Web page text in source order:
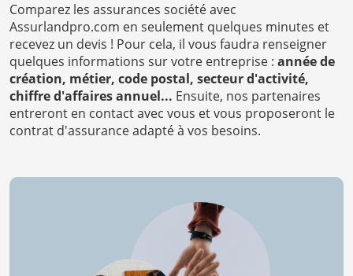
Comparez les assurances société avec
Assurlandpro.com en seulement quelques minutes et
recevez un devis ! Pour cela, il vous faudra renseigner
quelques informations sur votre entreprise : année de
création, métier, code postal, secteur d'activité,
chiffre d'affaires annuel... Ensuite, nos partenaires
entreront en contact avec vous et vous proposeront le
contrat d'assurance adapté à vos besoins.